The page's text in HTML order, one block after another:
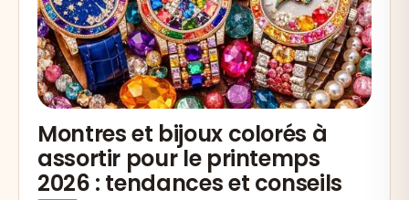
Montres et bijoux colorés à
assortir pour le printemps
2026 : tendances et conseils